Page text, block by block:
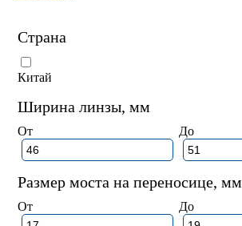
Страна
Китай
Ширина линзы, мм
От До
Размер моста на переносице, мм
От До